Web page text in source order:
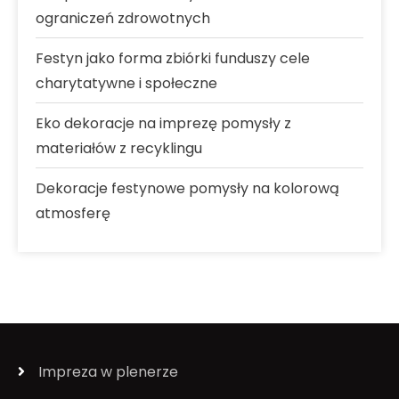
ograniczeń zdrowotnych
Festyn jako forma zbiórki funduszy cele
charytatywne i społeczne
Eko dekoracje na imprezę pomysły z
materiałów z recyklingu
Dekoracje festynowe pomysły na kolorową
atmosferę
Impreza w plenerze